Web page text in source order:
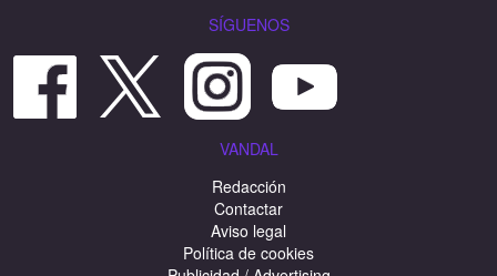
SÍGUENOS
VANDAL
Redacción
Contactar
Aviso legal
Política de cookies